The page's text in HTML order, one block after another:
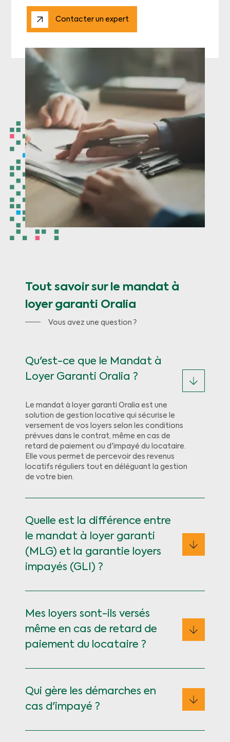
Contacter un expert
Tout savoir sur le mandat à
loyer garanti Oralia
Vous avez une question ?
Qu'est-ce que le Mandat à
Loyer Garanti Oralia ?
Le mandat à loyer garanti Oralia est une
solution de gestion locative qui sécurise le
versement de vos loyers selon les conditions
prévues dans le contrat, même en cas de
retard de paiement ou d'impayé du locataire.
Elle vous permet de percevoir des revenus
locatifs réguliers tout en déléguant la gestion
de votre bien.
Quelle est la différence entre
le mandat à loyer garanti
(MLG) et la garantie loyers
impayés (GLI) ?
Mes loyers sont-ils versés
même en cas de retard de
paiement du locataire ?
Qui gère les démarches en
cas d'impayé ?